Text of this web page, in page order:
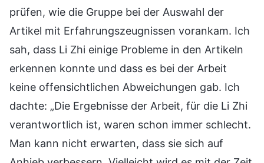
prüfen, wie die Gruppe bei der Auswahl der
Artikel mit Erfahrungszeugnissen vorankam. Ich
sah, dass Li Zhi einige Probleme in den Artikeln
erkennen konnte und dass es bei der Arbeit
keine offensichtlichen Abweichungen gab. Ich
dachte: „Die Ergebnisse der Arbeit, für die Li Zhi
verantwortlich ist, waren schon immer schlecht.
Man kann nicht erwarten, dass sie sich auf